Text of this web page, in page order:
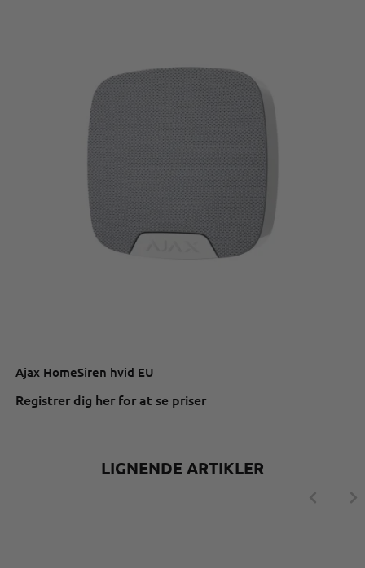
Ajax HomeSiren hvid EU
Registrer dig her for at se priser
LIGNENDE ARTIKLER